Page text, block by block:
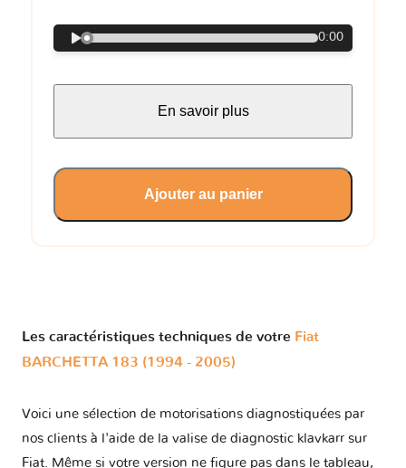
0:00
En savoir plus
Ajouter au panier
Les caractéristiques techniques de votre Fiat
BARCHETTA 183 (1994 - 2005)
Voici une sélection de motorisations diagnostiquées par
nos clients à l'aide de la valise de diagnostic klavkarr sur
Fiat. Même si votre version ne figure pas dans le tableau,